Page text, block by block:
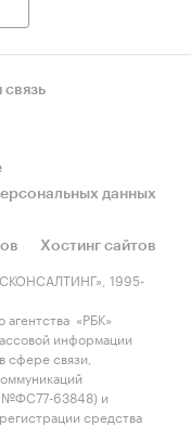
данных
Хостинг сайтов
1995-
«РБК»
информации
сфере связи,
№ФС77-63848) и
средства